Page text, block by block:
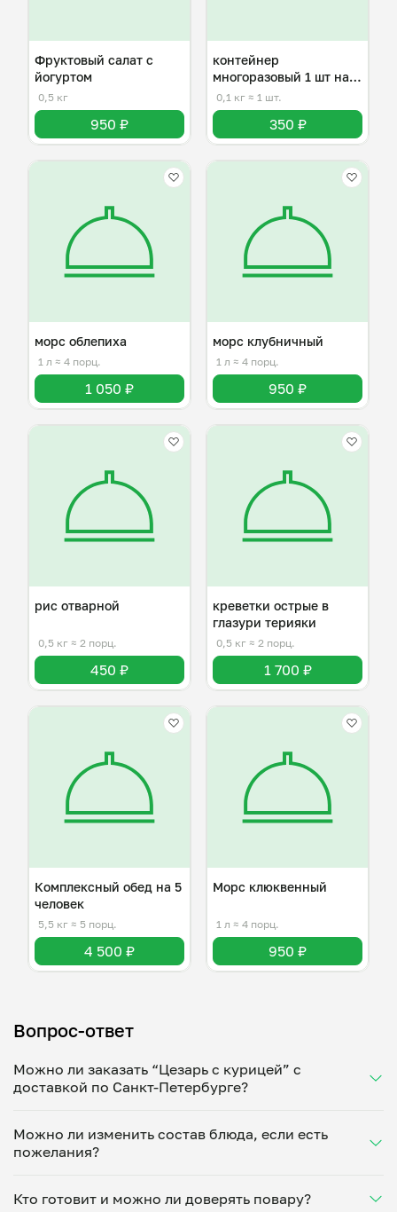
Фруктовый салат с
йогуртом
0,5 кг
950 ₽
контейнер
многоразовый 1 шт на
одно блюдо
0,1 кг ≈ 1 шт.
350 ₽
морс облепиха
1 л ≈ 4 порц.
1 050 ₽
морс клубничный
1 л ≈ 4 порц.
950 ₽
рис отварной
0,5 кг ≈ 2 порц.
450 ₽
креветки острые в
глазури терияки
0,5 кг ≈ 2 порц.
1 700 ₽
Комплексный обед на 5
человек
5,5 кг ≈ 5 порц.
4 500 ₽
Морс клюквенный
1 л ≈ 4 порц.
950 ₽
Вопрос-ответ
Можно ли заказать “Цезарь с курицей” с
доставкой по Санкт-Петербурге?
Укажите удобное время — и получите свежее
домашнее блюдо в большой порции прямо с плиты.
минут. Статус заказа отслеживайте в личном
кабинете, а с поваром можно связаться напрямую в
Можно ли изменить состав блюда, если есть
пожелания?
блюдо под ваши предпочтения: уберет специи,
Кто готовит и можно ли доверять повару?